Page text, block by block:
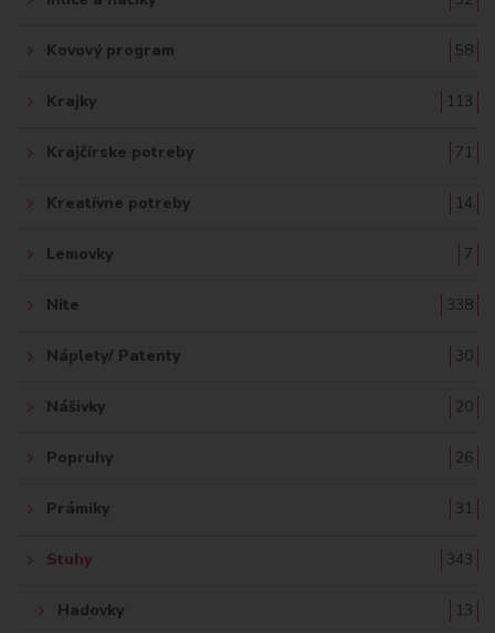
Kovový program 58
Krajky 113
Krajčírske potreby 71
Kreatívne potreby 14
Lemovky 7
Nite 338
Náplety/ Patenty 30
Nášivky 20
Popruhy 26
Prámiky 31
Stuhy 343
Hadovky 13